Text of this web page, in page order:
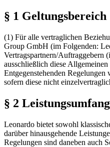
§ 1 Geltungsbereich
(1) Für alle vertraglichen
Group GmbH (im Folgenden:
Vertragspartnern/Auftraggebern
ausschließlich diese
Entgegenstehenden
sofern diese nicht
§ 2 Leistungsumfang
Leonardo bietet sowohl
darüber hinausgehende
Regelungen sind daneben auch